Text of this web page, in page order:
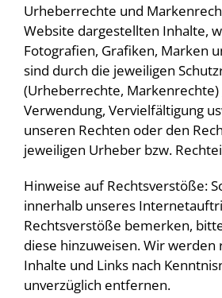
Urheberrechte und
Website dargestellten Inhalte,
Fotografien, Grafiken, Marken
sind durch die jeweiligen
(Urheberrechte, Markenrechte)
Verwendung, Vervielfältigung
unseren Rechten oder den
jeweiligen Urheber bzw.
Hinweise auf Rechtsverstöße:
innerhalb unseres
Rechtsverstöße bemerken,
diese hinzuweisen. Wir werden
Inhalte und Links nach
unverzüglich entfernen.